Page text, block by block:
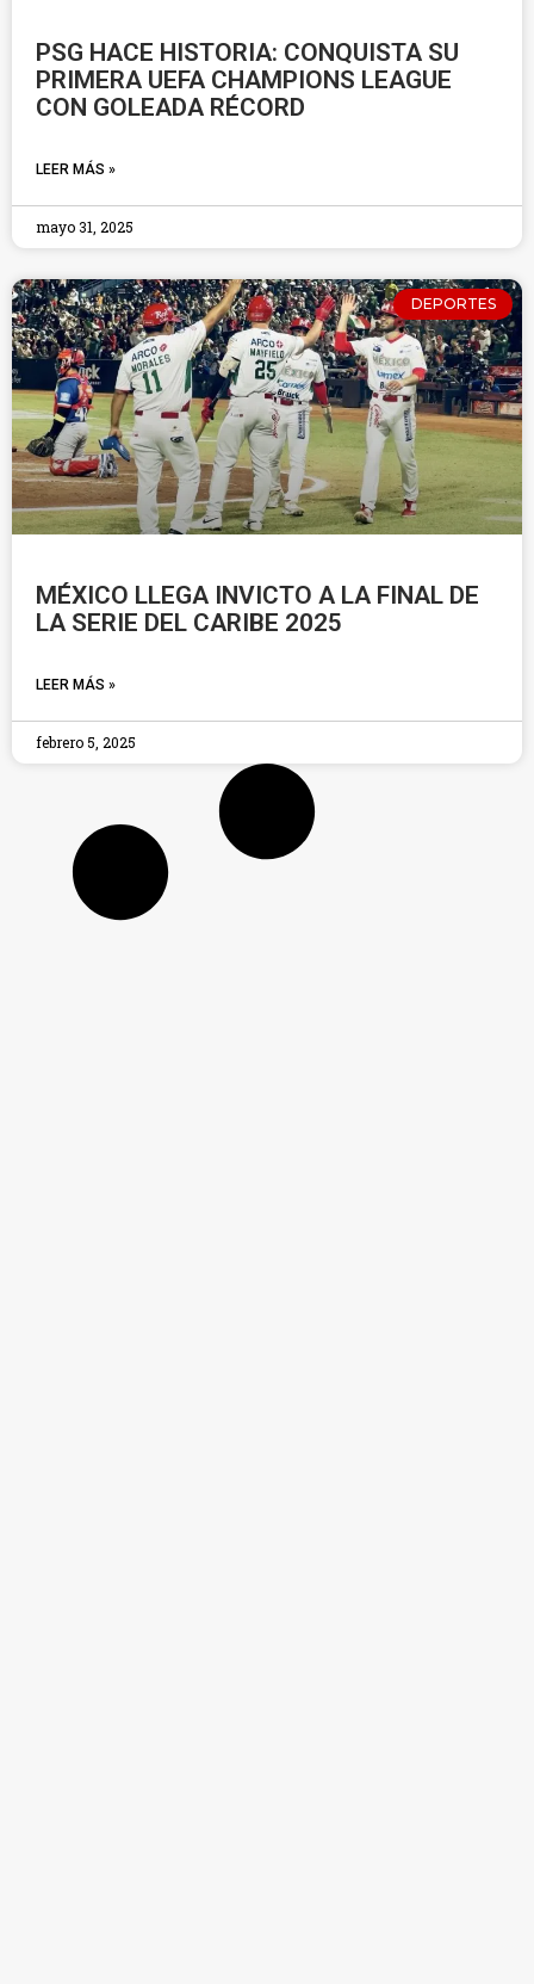
PSG HACE HISTORIA: CONQUISTA SU
PRIMERA UEFA CHAMPIONS LEAGUE
CON GOLEADA RÉCORD
LEER MÁS »
mayo 31, 2025
DEPORTES
MÉXICO LLEGA INVICTO A LA FINAL DE
LA SERIE DEL CARIBE 2025
LEER MÁS »
febrero 5, 2025